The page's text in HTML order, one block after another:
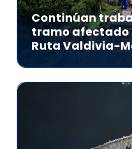
Continúan
tramo afectado
Ruta Valdivia-